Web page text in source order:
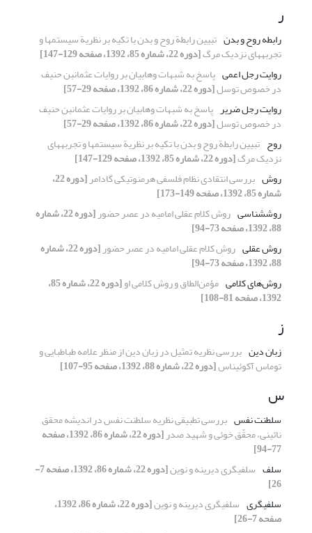
ر
رابطه روح و بدن تبیین رابطة روح و بدن با تکیه بر نظریة سیستم‏ها و
تجربه‏های نزدیک مرگ[دوره 22، شماره 85، 1392، صفحه 129-147]
روایت رجل اعمی پاسخ به شبهات وهابیان بر روایات عثمان‏بن حنیف
در خصوص توسل[دوره 22، شماره 86، 1392، صفحه 29-57]
روایت رجل ضریر پاسخ به شبهات وهابیان بر روایات عثمان‏بن حنیف
در خصوص توسل[دوره 22، شماره 86، 1392، صفحه 29-57]
روح تبیین رابطة روح و بدن با تکیه بر نظریة سیستم‏ها و تجربه‏های
نزدیک مرگ[دوره 22، شماره 85، 1392، صفحه 129-147]
روش بررسی انتقادی نظام فلسفی هرمنوتیکی گادامر [دوره 22،
شماره 85، 1392، صفحه 149-173]
روش‏شناسی روش کلام عقلی امامیه در عصر حضور [دوره 22، شماره
88، 1392، صفحه 73-94]
روش عقلی روش کلام عقلی امامیه در عصر حضور [دوره 22، شماره
88، 1392، صفحه 73-94]
روش‌های کلامی مؤمن‌الطاق و روش کلامی او [دوره 22، شماره 85،
1392، صفحه 81-108]
ز
زبان دین بررسی نظریه تمثیل در زبان دین از منظر علامه طباطبایی و
توماس آکوئیناس[دوره 22، شماره 88، 1392، صفحه 95-107]
س
سلطنت نفس بررسی تطبیقی نظریه سلطنت نفس در اندیشه محقق
نائینی، محقّق خوئی و شهید صدر [دوره 22، شماره 86، 1392، صفحه
77-94]
سلف سلفى‏گرى دیرینه و نوین [دوره 22، شماره 86، 1392، صفحه 7-
26]
سلفی‏گری سلفى‏گرى دیرینه و نوین [دوره 22، شماره 86، 1392،
صفحه 7-26]